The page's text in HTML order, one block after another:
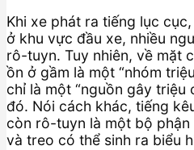
Khi xe phát ra tiếng lục
ở khu vực đầu xe, nhiều
rô-tuyn. Tuy nhiên, về mặt
ồn ở gầm là một “nhóm
chỉ là một “nguồn gây triệu
đó. Nói cách khác, tiếng
còn rô-tuyn là một bộ
và treo có thể sinh ra biểu